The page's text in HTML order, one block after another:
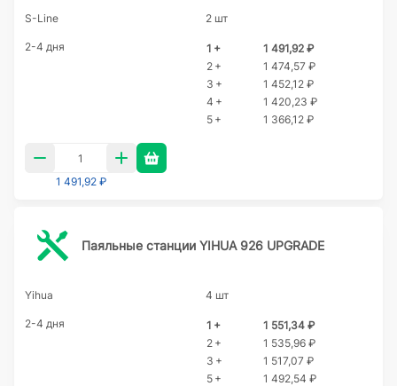
S-Line 2 шт
2-4 дня 1 +
1 491,92 ₽
2 +
1 474,57 ₽
3 +
1 452,12 ₽
4 +
1 420,23 ₽
5 +
1 366,12 ₽
1 491,92 ₽
Паяльные станции YIHUA 926 UPGRADE
Yihua 4 шт
2-4 дня 1 +
1 551,34 ₽
2 +
1 535,96 ₽
3 +
1 517,07 ₽
5 +
1 492,54 ₽